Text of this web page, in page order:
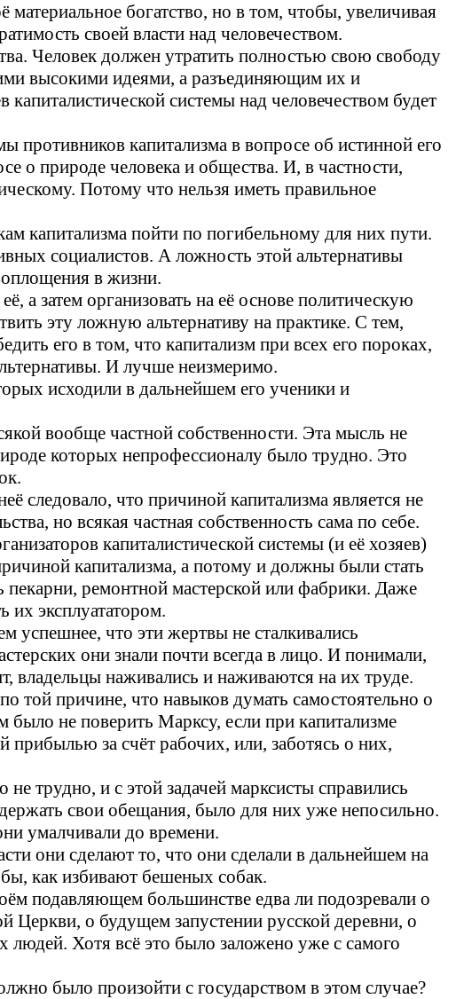
богатство, но в том, чтобы, увеличивая
своей власти над человечеством.
Человек должен утратить полностью свою свободу
высокими идеями, а разъединяющим их и
системы над человечеством будет
противников капитализма в вопросе об истинной его
о природе человека и общества. И, в частности,
Потому что нельзя иметь правильное
капитализма пойти по погибельному для них пути.
социалистов. А ложность этой альтернативы
в жизни.
а затем организовать на её основе политическую
эту ложную альтернативу на практике. С тем,
его в том, что капитализм при всех его пороках,
И лучше неизмеримо.
исходили в дальнейшем его ученики и
вообще частной собственности. Эта мысль не
которых непрофессионалу было трудно. Это
следовало, что причиной капитализма является не
но всякая частная собственность сама по себе.
капиталистической системы (и её хозяев)
капитализма, а потому и должны были стать
ремонтной мастерской или фабрики. Даже
их эксплуататором.
успешнее, что эти жертвы не сталкивались
они знали почти всегда в лицо. И понимали,
владельцы наживались и наживаются на их труде.
той причине, что навыков думать самостоятельно о
не поверить Марксу, если при капитализме
прибылью за счёт рабочих, или, заботясь о них,
трудно, и с этой задачей марксисты справились
свои обещания, было для них уже непосильно.
умалчивали до времени.
они сделают то, что они сделали в дальнейшем на
как избивают бешеных собак.
подавляющем большинстве едва ли подозревали о
о будущем запустении русской деревни, о
Хотя всё это было заложено уже с самого
было произойти с государством в этом случае?